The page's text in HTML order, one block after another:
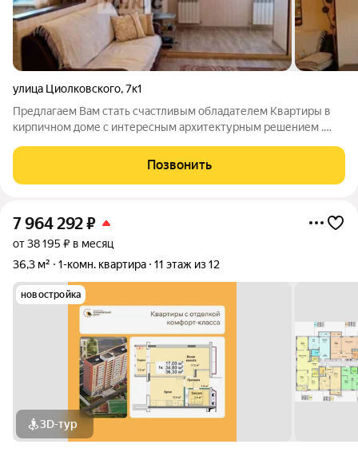
улица Циолковского,7к1
Предлагаем Вам стать счастливым обладателем Квартиры в
кирпичном доме с интересным архитектурным решением .
стеллажами для хранения. Функциональное зонирование на
зону отдыха и сна. Сделан
Позвонить
7 964 292₽
от 38 195 ₽ в месяц
36,3 м²
1-комн. квартира 11 этаж из 12
новостройка
3D-тур